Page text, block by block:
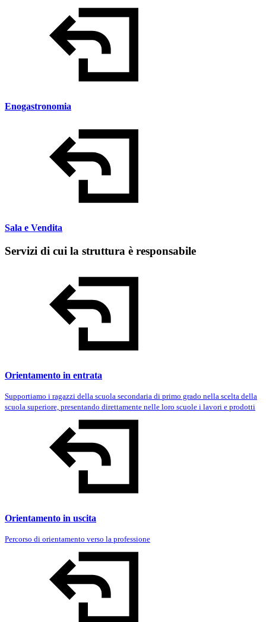
Enogastronomia
Sala e Vendita
Servizi di cui la struttura è responsabile
Orientamento in entrata
Supportiamo i ragazzi della scuola secondaria di primo grado nella scelta della
scuola superiore, presentando direttamente nelle loro scuole i lavori e prodotti
Orientamento in uscita
Percorso di orientamento verso la professione